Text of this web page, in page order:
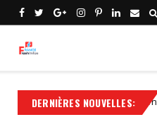
DERNIÈRES NOUVELLES:
aux côtés des